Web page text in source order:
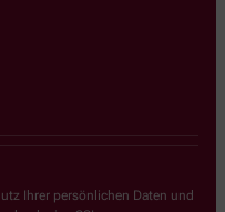
Ihrer persönlichen Daten und